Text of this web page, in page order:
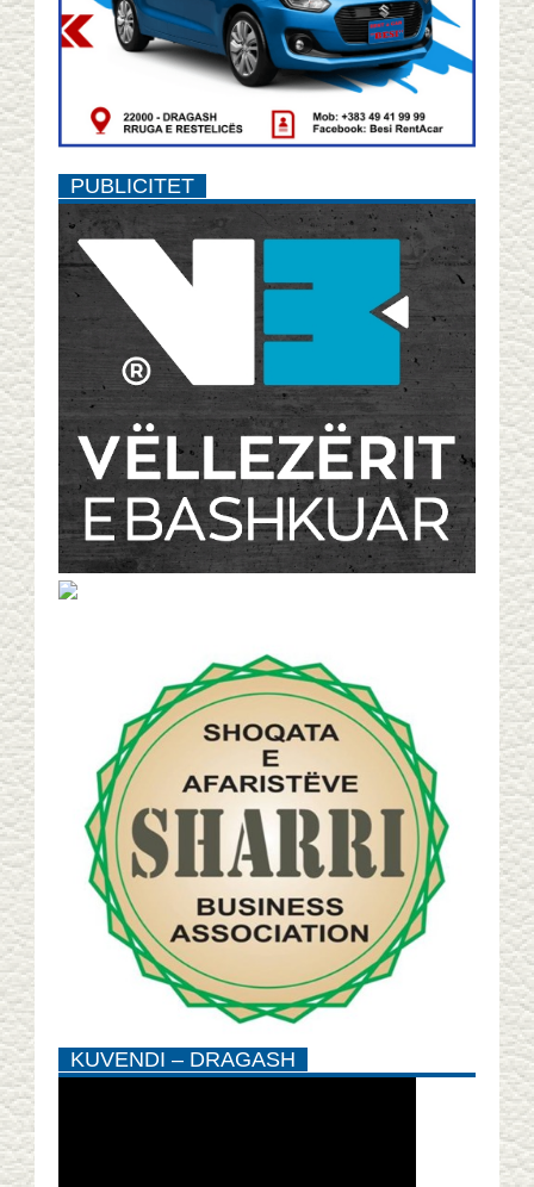
PUBLICITET
KUVENDI – DRAGASH